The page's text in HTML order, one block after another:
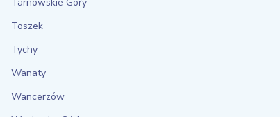
Toszek
Tychy
Wanaty
Wancerzów